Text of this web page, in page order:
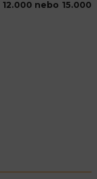
12.000 nebo 15.000